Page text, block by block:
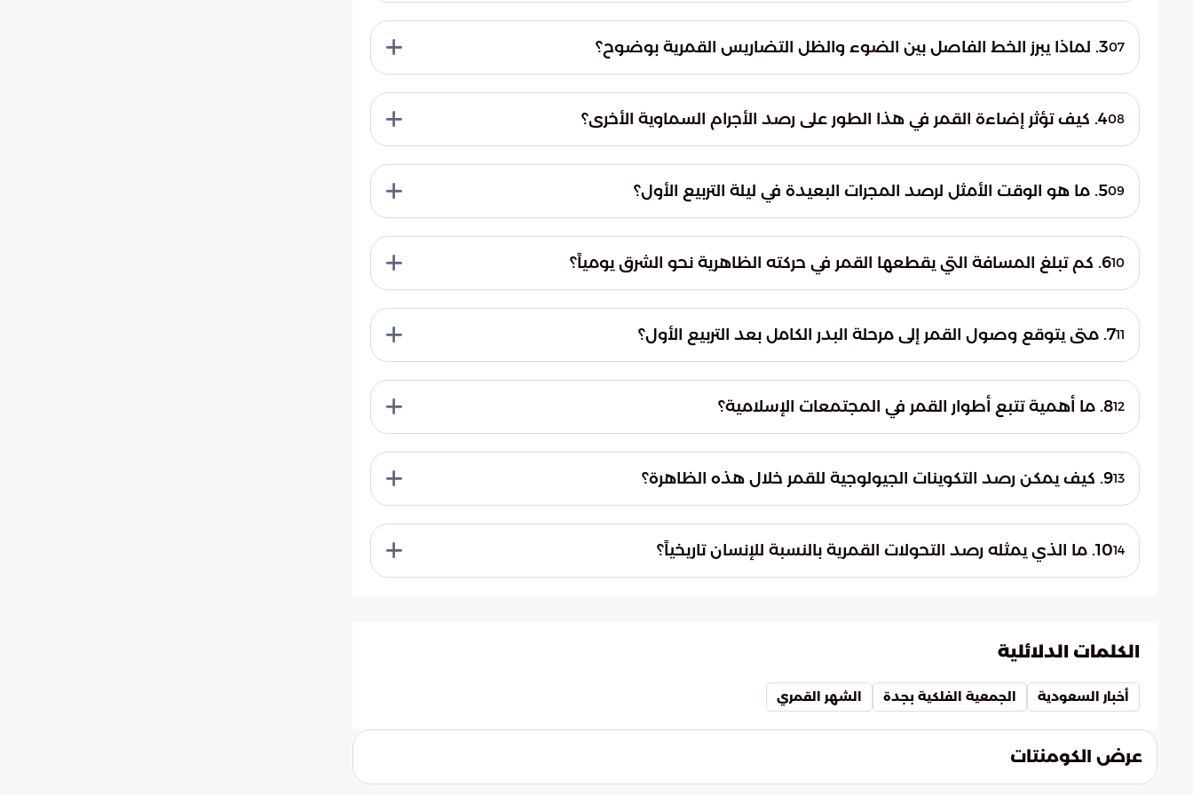
للمهتمين البدء في رصده منذ وقت الظهيرة وحتى غيابه تحت الأفق بعد منتصف الليل بوقت قصير.073. لماذا يبرز الخط الفاصل بين الضوء والظل التضاريس القمرية بوضوح؟
هذه الظلال تمنح التضاريس مثل الفوهات البركانية والسلاسل الجبلية عمقاً بصرياً كبيراً، مما يسهل
توثيق تفاصيلها الدقيقة عبر التصوير الفلكي.
084. كيف تؤثر إضاءة القمر في هذا الطور على رصد الأجرام السماوية الأخرى؟
الطبيعي). هذا الوهج يقلل من وضوح الأجرام البعيدة والخافتة مثل المجرات والسدم، مما يجعل095. ما هو الوقت الأمثل لرصد المجرات البعيدة في ليلة التربيع الأول؟
في قبة السماء. بدلاً من ذلك، يمكن للراصدين انتظار غياب القمر تماماً في وقت الفجر للحصول على
سماء مظلمة تماماً.
106. كم تبلغ المسافة التي يقطعها القمر في حركته الظاهرية نحو الشرق يومياً؟
ملاحظة هذه الحركة الثابتة من خلال مقارنة موقع القمر بالنسبة للنجوم المحيطة به من ليلة إلى 117. متى يتوقع وصول القمر إلى مرحلة البدر الكامل بعد التربيع الأول؟
الحسابات الفلكية المذكورة، سيتزامن هذا الاكتمال مع بدايات شهر مايو من عام 2026 ميلادية.128. ما أهمية تتبع أطوار القمر في المجتمعات الإسلامية؟
وتساعد هذه الأطوار المنتظمة في تنظيم المناسبات الدينية والاجتماعية والعبادات المرتبطة139. كيف يمكن رصد التكوينات الجيولوجية للقمر خلال هذه الظاهرة؟
الصغيرة، وحتى بالعين المجردة. الوضوح العالي للخط الفاصل بين النور والظلام يجعل الفوهات الجبلية
تبدو بارزة بشكل استثنائي للمشاهدين.
1410. ما الذي يمثله رصد التحولات القمرية بالنسبة للإنسان تاريخياً؟
الأجرام وتفاصيل الحياة اليومية.
الكلمات الدلائلية
أخبار السعودية الجمعية الفلكية بجدة الشهر القمري
عرض الكومنتات